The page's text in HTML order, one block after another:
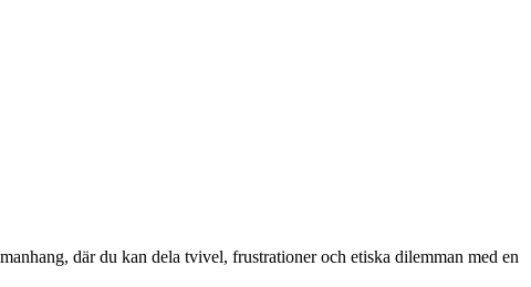
där du kan dela tvivel, frustrationer och etiska dilemman med en